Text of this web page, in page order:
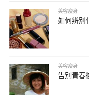
美容瘦身
如何辨別
美容瘦身
告別青春